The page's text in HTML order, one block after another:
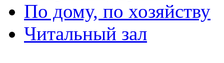
По дому, по хозяйству
Читальный зал